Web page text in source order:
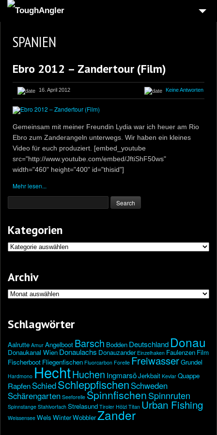
SPANIEN
Ebro 2012 – Zandertour (Film)
16. April 2012 Keine Antworten
Gemeinsam mit meiner Freundin Lydia war ich heuer am Rio
Ebro zum Zanderangeln unterwegs. Wir haben ein kleines
Video für euch produziert. [embed_youtube
src="http://www.youtube.com/embed/JftiShF50ws"
width="460" height="400" id="thisid"]
Mehr lesen...
Kategorien
Kategorien
Archiv
Archiv
Schlagwörter
Aalrutte Amur Angelboot Barsch Bodden Deutschland Donau
Donaukanal Wien Donaulachs Donauzander Einzelhaken Faulenzen Film
Fischerboot Fliegenfischen Fluorcarbon Forelle FreiwasserGrundel
Hardmono HechtHuchen IngmarsöJerkbait Kevlar Quappe
RapfenSchiedSchleppfischen Schweden
Schärengarten Seeforelle SpinnfischenSpinnruten
Spinnstange Stahlvorfach Strelasund Tiroler Hölzl Titan Urban Fishing
Weissensee Wels WinterWobblerZander